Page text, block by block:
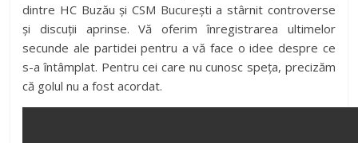
dintre HC Buzău și CSM București a stârnit controverse
și discuții aprinse. Vă oferim înregistrarea ultimelor
secunde ale partidei pentru a vă face o idee despre ce
s-a întâmplat. Pentru cei care nu cunosc speța, precizăm
că golul nu a fost acordat.